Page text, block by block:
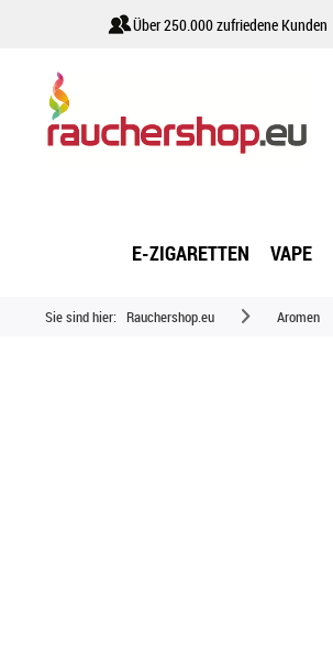
Über 250.000 zufriedene Kunden
E-ZIGARETTEN VAPE
Sie sind hier: Rauchershop.eu Aromen